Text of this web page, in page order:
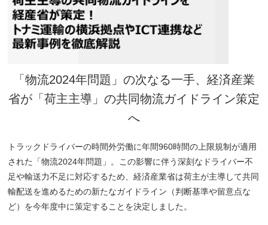
「物流2024年問題」の次なる一手、経済産業
省が「荷主主導」の共同物流ガイドライン策定
へ
トラックドライバーの時間外労働に年間960時間の上限規制が適用
された「物流2024年問題」。この影響に伴う深刻なドライバー不
足や輸送力不足に対応するため、経済産業省は荷主が主導して共同
輸配送を進めるための新たなガイドライン（判断基準や留意点な
ど）を今年度中に策定することを決定しました。